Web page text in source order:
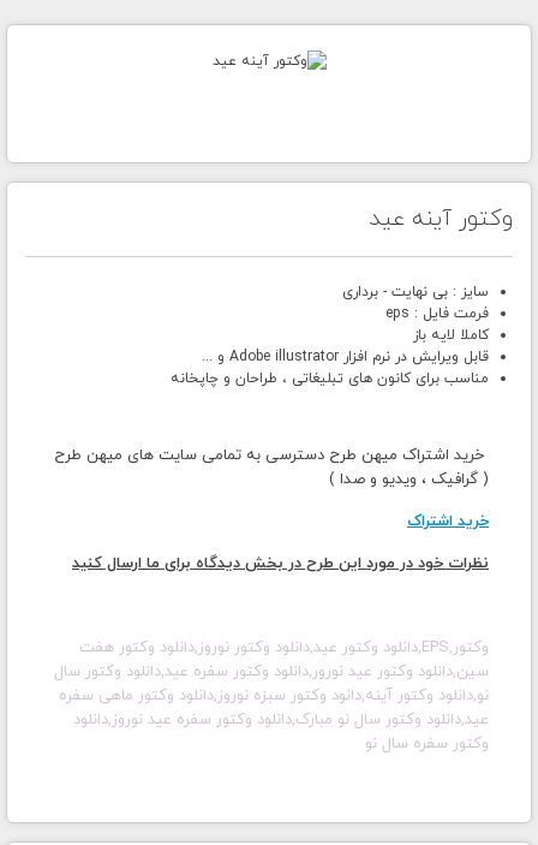
وکتور آینه عید
سایز : بی نهایت - برداری
فرمت فایل : eps
کاملا لایه باز
قابل ویرایش در نرم افزار Adobe illustrator و ...
مناسب برای کانون های تبلیغاتی ، طراحان و چاپخانه
خرید اشتراک میهن طرح دسترسی به تمامی سایت های میهن طرح
( گرافیک ، ویدیو و صدا )
خرید اشتراک
نظرات خود در مورد این طرح در بخش دیدگاه برای ما ارسال کنید
وکتور,EPS,دانلود وکتور عید,دانلود وکتور نوروز,دانلود وکتور هفت
سین,دانلود وکتور عید نورور,دانلود وکتور سفره عید,دانلود وکتور سال
نو,دانلود وکتور آینه,دانود وکتور سبزه نوروز,دانلود وکتور ماهی سفره
عید,دانلود وکتور سال نو مبارک,دانلود وکتور سفره عید نوروز,دانلود
وکتور سفره سال نو